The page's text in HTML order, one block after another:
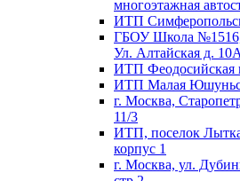
многоэтажная
ИТП
ГБОУ Школа №1516,
Ул. Алтайская д. 10А
ИТП Феодосийская
ИТП Малая
г. Москва,
11/3
ИТП, поселок
корпус 1
г. Москва, ул.